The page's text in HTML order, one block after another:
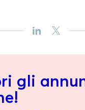
gli